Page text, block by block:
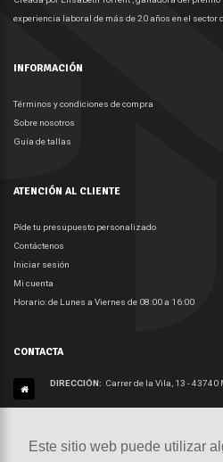
Este sitio web puede utilizar
Este sitio web puede utilizar
experiencia laboral de más de 20 años en el sector
INFORMACIÓN
Términos y condiciones de compra
Sobre nosotros
Guía de tallas
ATENCIÓN AL CLIENTE
Píde tu presupuesto personalizado
Contáctenos
Iniciar sesión
Mi cuenta
Horario: de Lunes a Viernes de 08:00 a 16:00
CONTACTA
DIRECCIÓN: Carrer de la Vila, 13 - 43740
EMAIL: info@apuntdisseny.com